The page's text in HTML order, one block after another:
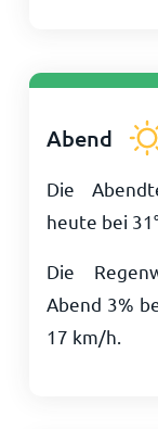
Abend
Die
heute bei 31
Die
Abend 3%
17 km/h